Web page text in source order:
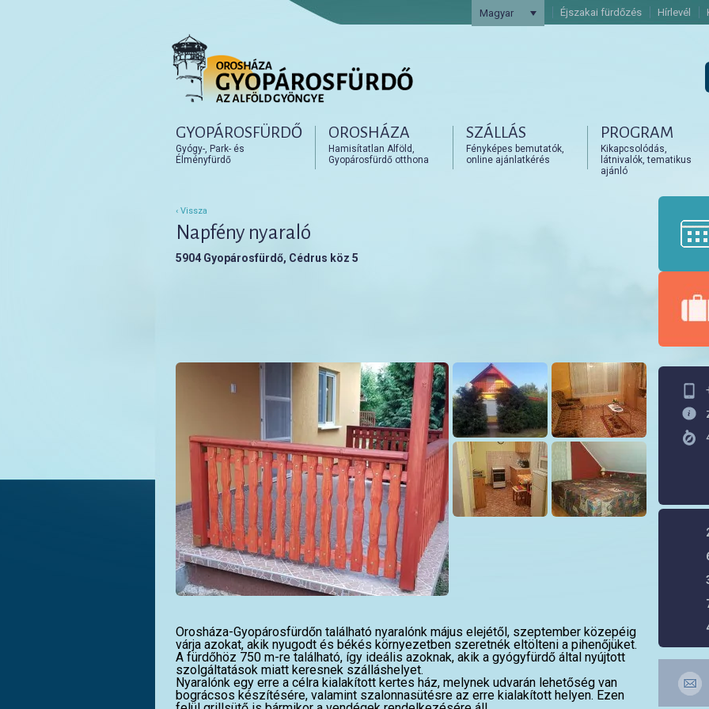
Magyar Éjszakai fürdőzés Hírlevél
Tovább az elsődleges tartalomra
Tovább a másodlagos tartalomra
GYOPÁROSFÜRDŐ
Gyógy-, Park- és
Élményfürdő
OROSHÁZA
Hamisítatlan Alföld,
Gyopárosfürdő otthona
SZÁLLÁS
Fényképes bemutatók,
online ajánlatkérés
PROGRAM
Kikapcsolódás,
látnivalók, tematikus
ajánló
‹ Vissza
Napfény nyaraló
5904 Gyopárosfürdő, Cédrus köz 5
Orosháza-Gyopárosfürdőn található nyaralónk május elejétől, szeptember közepéig
várja azokat, akik nyugodt és békés környezetben szeretnék eltölteni a pihenőjüket.
A fürdőhöz 750 m-re található, így ideális azoknak, akik a gyógyfürdő által nyújtott
szolgáltatások miatt keresnek szálláshelyet.
Nyaralónk egy erre a célra kialakított kertes ház, melynek udvarán lehetőség van
bográcsos készítésére, valamint szalonnasütésre az erre kialakított helyen. Ezen